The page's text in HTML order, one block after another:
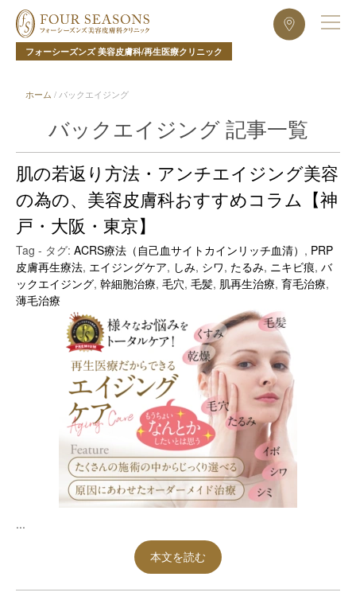
フォーシーズンズ 美容皮膚科/再生医療クリニック
ホーム / バックエイジング
バックエイジング 記事一覧
肌の若返り方法・アンチエイジング美容
の為の、美容皮膚科おすすめコラム【神
戸・大阪・東京】
Tag - タグ: ACRS療法（自己血サイトカインリッチ血清） , PRP
皮膚再生療法, エイジングケア, しみ, シワ, たるみ, ニキビ痕, バ
ックエイジング, 幹細胞治療, 毛穴, 毛髪, 肌再生治療, 育毛治療,
薄毛治療
...
本文を読む